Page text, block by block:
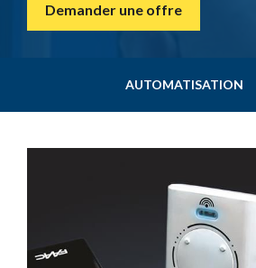
Demander une offre
AUTOMATISATION